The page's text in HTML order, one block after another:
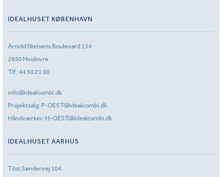
IDEALHUSET KØBENHAVN
Arnold Nielsens Boulevard 134
2650 Hvidovre
Tlf.:44 50 21 00
info@idealcombi.dk
Projektsalg: P-OEST@idealcombi.dk
Håndværker: H-OEST@idealcombi.dk
IDEALHUSET AARHUS
Tilst Søndervej 104